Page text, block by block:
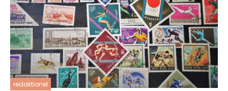
redaktionel